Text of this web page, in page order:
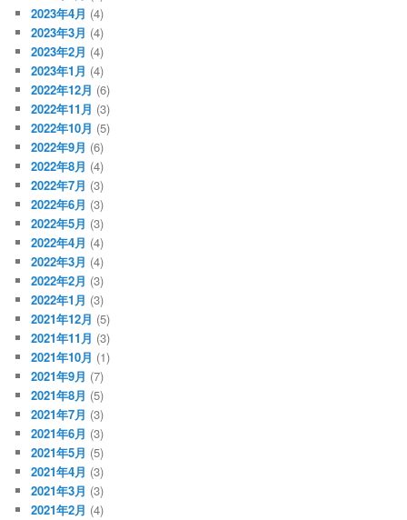
2023年4月 (4)
2023年3月 (4)
2023年2月 (4)
2023年1月 (4)
2022年12月 (6)
2022年11月 (3)
2022年10月 (5)
2022年9月 (6)
2022年8月 (4)
2022年7月 (3)
2022年6月 (3)
2022年5月 (3)
2022年4月 (4)
2022年3月 (4)
2022年2月 (3)
2022年1月 (3)
2021年12月 (5)
2021年11月 (3)
2021年10月 (1)
2021年9月 (7)
2021年8月 (5)
2021年7月 (3)
2021年6月 (3)
2021年5月 (5)
2021年4月 (3)
2021年3月 (3)
2021年2月 (4)